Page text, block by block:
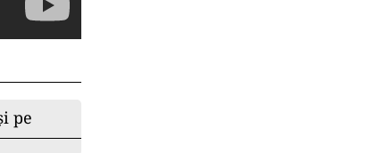
pe